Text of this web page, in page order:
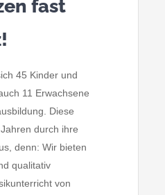
FAQs
fast
45 Kinder und
11 Erwachsene
Diese
durch ihre
denn: Wir bieten
qualitativ
von